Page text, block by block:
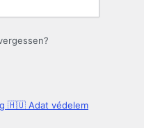
🇭🇺 Adat védelem